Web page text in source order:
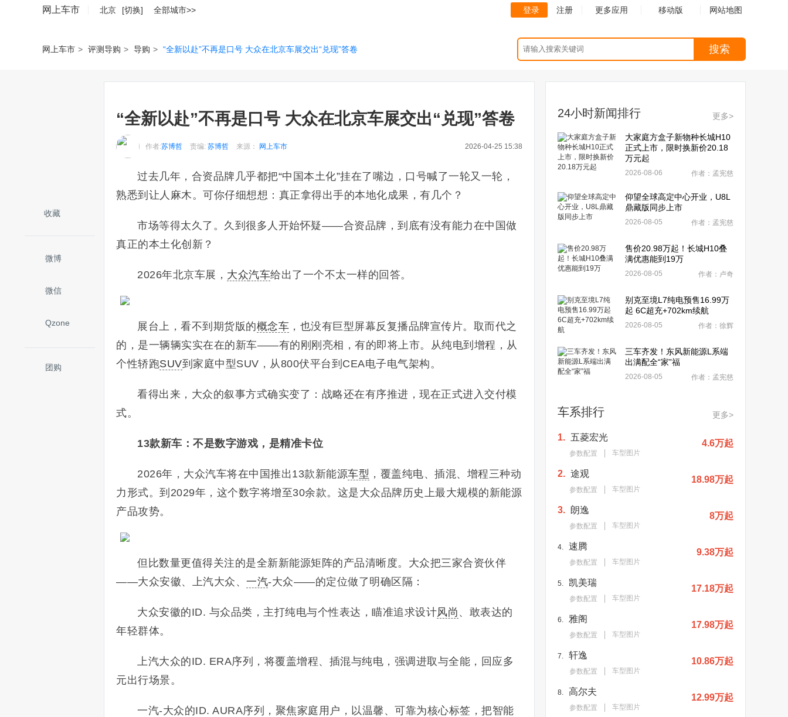
网上车市 北京 [切换] 全部城市>> 登录 注册 更多应用 移动版 网站地图
网上车市 > 评测导购 > 导购 > “全新以赴”不再是口号 大众在北京车展交出“兑现”答卷 搜索
收藏
微博
微信
Qzone
团购
“全新以赴”不再是口号 大众在北京车展交出“兑现”答卷
作者:苏博哲 责编: 苏博哲 来源： 网上车市 2026-04-25 15:38
过去几年，合资品牌几乎都把“中国本土化”挂在了嘴边，口号喊了一轮又一轮，
熟悉到让人麻木。可你仔细想想：真正拿得出手的本地化成果，有几个？
市场等得太久了。久到很多人开始怀疑——合资品牌，到底有没有能力在中国做
真正的本土化创新？
2026年北京车展， 大众汽车给出了一个不太一样的回答。
展台上，看不到期货版的概念车 ，也没有巨型屏幕反复播品牌宣传片。取而代之
的，是一辆辆实实在在的新车——有的刚刚亮相，有的即将上市。从纯电到增程，从
个性轿跑SUV到家庭中型SUV，从800伏平台到CEA电子电气架构。
看得出来，大众的叙事方式确实变了：战略还在有序推进，现在正式进入交付模
式。
13款新车：不是数字游戏，是精准卡位
2026年，大众汽车将在中国推出13款新能源车型 ，覆盖纯电、插混、增程三种动
力形式。到2029年，这个数字将增至30余款。这是大众品牌历史上最大规模的新能源
产品攻势。
但比数量更值得关注的是全新新能源矩阵的产品清晰度。大众把三家合资伙伴
——大众安徽、上汽大众、 一汽-大众——的定位做了明确区隔：
大众安徽的ID. 与众品类，主打纯电与个性表达，瞄准追求设计风尚 、敢表达的
年轻群体。
上汽大众的ID. ERA序列，将覆盖增程、插混与纯电，强调进取与全能，回应多
元出行场景。
一汽-大众的ID. AURA序列，聚焦家庭用户，以温馨、可靠为核心标签，把智能
24小时新闻排行 更多>
大家庭方盒子新物种长城H10
正式上市，限时换新价20.18
万元起
2026-08-06 作者：孟宪慈
仰望全球高定中心开业，U8L
鼎藏版同步上市
2026-08-05 作者：孟宪慈
售价20.98万起！长城H10叠
满优惠能到19万
2026-08-05 作者：卢奇
别克至境L7纯电预售16.99万
起 6C超充+702km续航
2026-08-05 作者：徐辉
三车齐发！东风新能源L系端
出满配全“家”福
2026-08-05 作者：孟宪慈
车系排行 更多>
1. 五菱宏光
参数配置 车型图片
4.6万起
2. 途观
参数配置 车型图片
18.98万起
3. 朗逸
参数配置 车型图片
8万起
4. 速腾
参数配置 车型图片
9.38万起
5. 凯美瑞
参数配置 车型图片
17.18万起
6. 雅阁
参数配置 车型图片
17.98万起
7. 轩逸
参数配置 车型图片
10.86万起
8. 高尔夫
参数配置 车型图片
12.99万起